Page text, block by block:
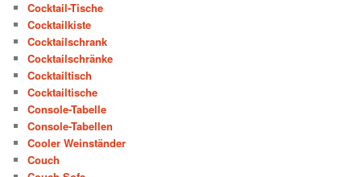
Cocktail-Tische
Cocktailkiste
Cocktailschrank
Cocktailschränke
Cocktailtisch
Cocktailtische
Console-Tabelle
Console-Tabellen
Cooler Weinständer
Couch